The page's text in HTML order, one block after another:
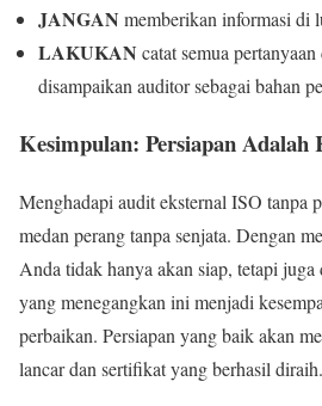
JANGAN memberikan informasi di
LAKUKAN catat semua
disampaikan auditor sebagai bahan
Kesimpulan: Persiapan Adalah
Menghadapi audit eksternal ISO tanpa
medan perang tanpa senjata. Dengan
Anda tidak hanya akan siap, tetapi juga
yang menegangkan ini menjadi
perbaikan. Persiapan yang baik akan
lancar dan sertifikat yang berhasil diraih.